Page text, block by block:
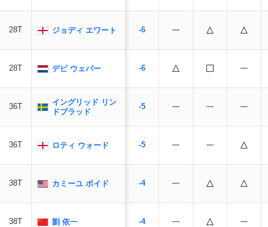
28T ジョディ エワート
28T デビ ウェバー
36T
イングリッド リン
ドブラッド
36T ロティ ウォード
38T カミーユ ボイド
38T 劉 依一
-6
-6
-5
-5
-4
-4